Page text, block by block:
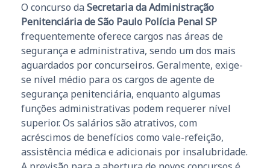
O concurso da Secretaria da Administração
Penitenciária de São Paulo Polícia Penal SP
frequentemente oferece cargos nas áreas de
segurança e administrativa, sendo um dos mais
aguardados por concurseiros. Geralmente, exige-
se nível médio para os cargos de agente de
segurança penitenciária, enquanto algumas
funções administrativas podem requerer nível
superior. Os salários são atrativos, com
acréscimos de benefícios como vale-refeição,
assistência médica e adicionais por insalubridade.